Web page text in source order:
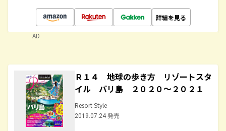
詳細を見る
AD
Ｒ１４ 地球の歩き方 リゾートスタ
イル バリ島 ２０２０～２０２１
Resort Style
2019.07.24 発売